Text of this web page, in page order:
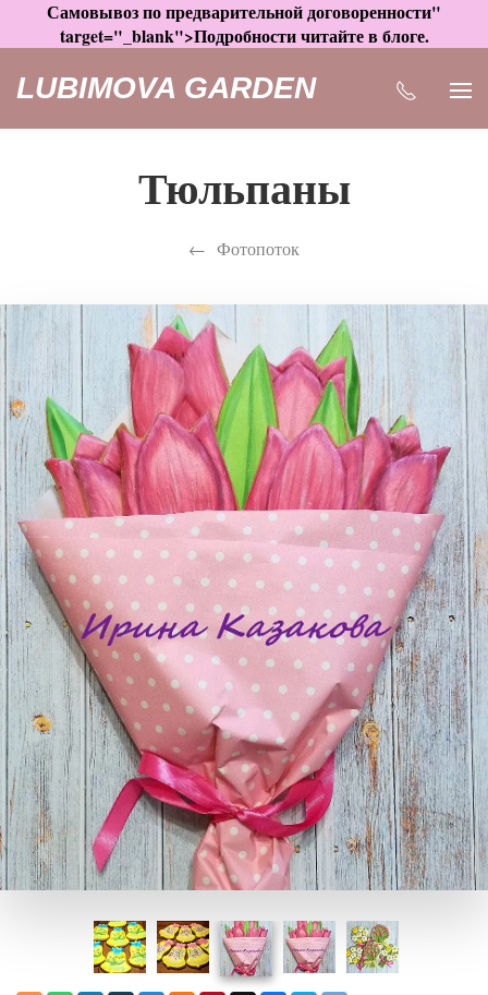
Самовывоз по предварительной договоренности"
target="_blank">Подробности читайте в блоге.
LUBIMOVA GARDEN
Тюльпаны
Фотопоток